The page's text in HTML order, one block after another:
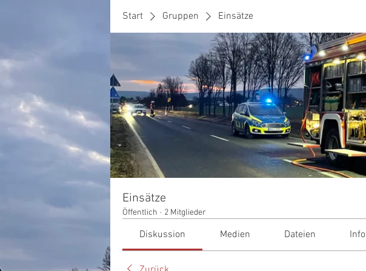
Start Gruppen Einsätze
Einsätze
Öffentlich · 2 Mitglieder
Diskussion Medien Dateien Info